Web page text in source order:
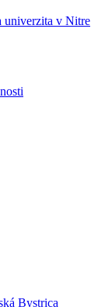
univerzita v Nitre
Bystrica